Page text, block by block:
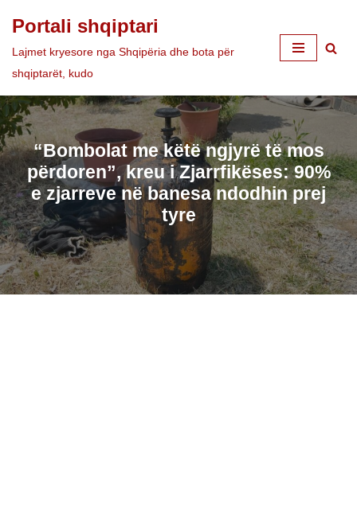
Skip
to
Portali shqiptari
Lajmet kryesore nga Shqipëria dhe bota për
shqiptarët, kudo
“Bombolat me këtë ngjyrë të mos
përdoren”, kreu i Zjarrfikëses: 90%
e zjarreve në banesa ndodhin prej
tyre